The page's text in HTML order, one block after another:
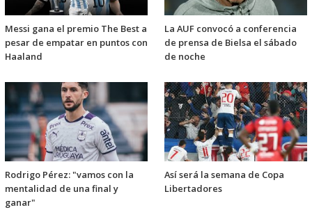
Messi gana el premio The Best a
pesar de empatar en puntos con
Haaland
La AUF convocó a conferencia
de prensa de Bielsa el sábado
de noche
Rodrigo Pérez: "vamos con la
mentalidad de una final y
ganar"
Así será la semana de Copa
Libertadores